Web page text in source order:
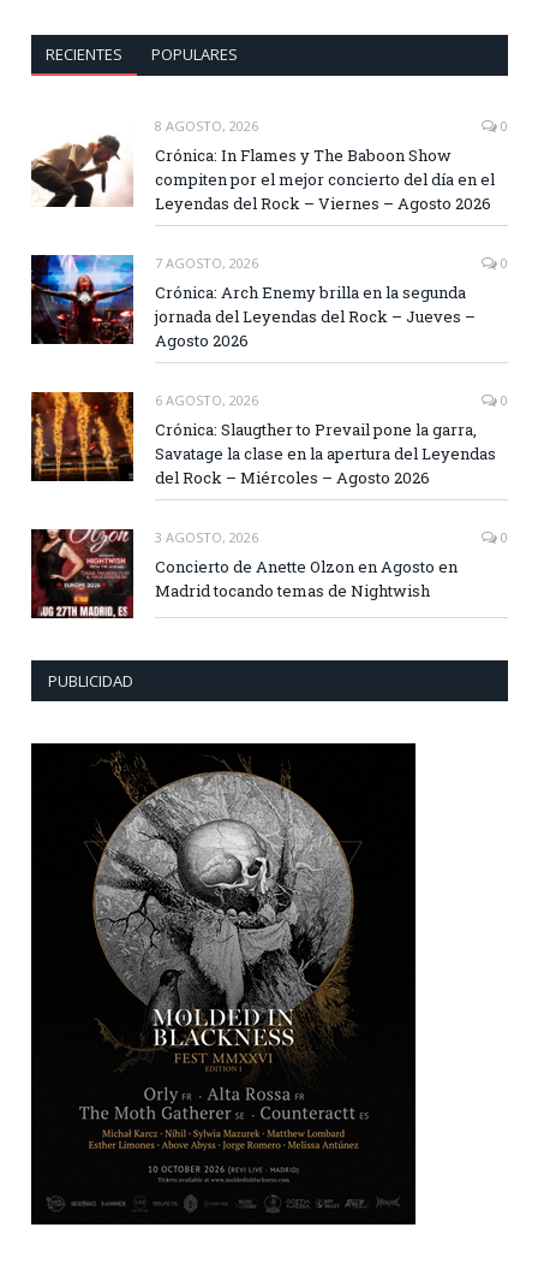
RECIENTES POPULARES
8 AGOSTO, 2026 0
Crónica: In Flames y The Baboon Show
compiten por el mejor concierto del día en el
Leyendas del Rock – Viernes – Agosto 2026
7 AGOSTO, 2026 0
Crónica: Arch Enemy brilla en la segunda
jornada del Leyendas del Rock – Jueves –
Agosto 2026
6 AGOSTO, 2026 0
Crónica: Slaugther to Prevail pone la garra,
Savatage la clase en la apertura del Leyendas
del Rock – Miércoles – Agosto 2026
3 AGOSTO, 2026 0
Concierto de Anette Olzon en Agosto en
Madrid tocando temas de Nightwish
PUBLICIDAD